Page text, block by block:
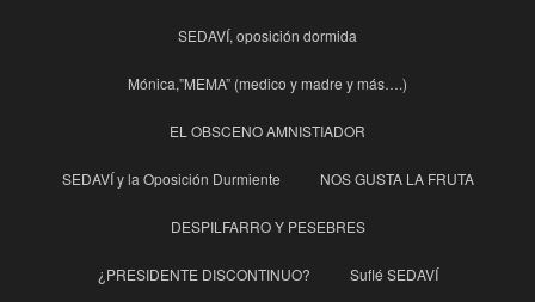
SEDAVÍ, oposición dormida
Mónica,”MEMA” (medico y madre y más….)
EL OBSCENO AMNISTIADOR
SEDAVÍ y la Oposición Durmiente NOS GUSTA LA FRUTA
DESPILFARRO Y PESEBRES
¿PRESIDENTE DISCONTINUO? Suflé SEDAVÍ